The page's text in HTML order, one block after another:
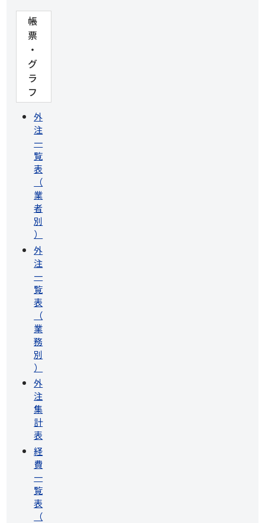
帳
票
・
グ
ラ
フ
外
注
一
覧
表
（
業
者
別
）
外
注
一
覧
表
（
業
務
別
）
外
注
集
計
表
経
費
一
覧
表
（